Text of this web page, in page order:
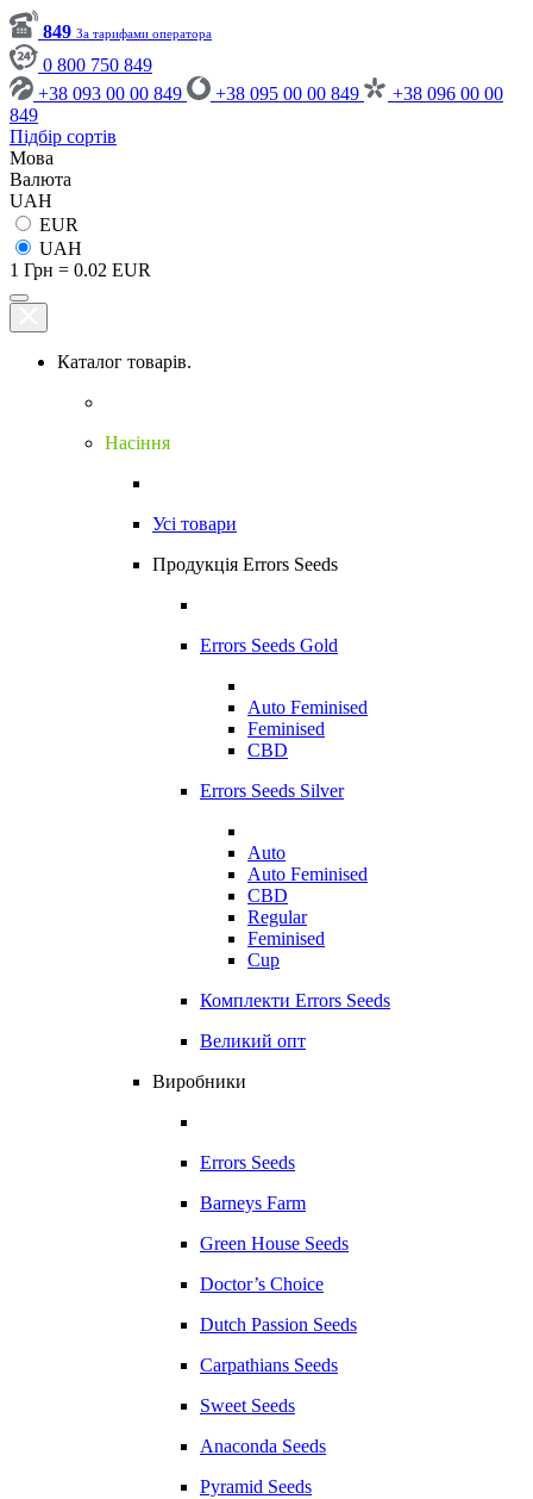
849 За тарифами оператора
0 800 750 849
+38 093 00 00 849
+38 095 00 00 849
+38 096 00 00
849
Підбір сортів
Мова
Валюта
UAH
EUR
UAH
1 Грн = 0.02 EUR
Каталог товарів.
Насіння
Усі товари
Продукція Errors Seeds
Errors Seeds Gold
Auto Feminised
Feminised
CBD
Errors Seeds Silver
Auto
Auto Feminised
CBD
Regular
Feminised
Cup
Комплекти Errors Seeds
Великий опт
Виробники
Errors Seeds
Barneys Farm
Green House Seeds
Doctor’s Choice
Dutch Passion Seeds
Carpathians Seeds
Sweet Seeds
Anaconda Seeds
Pyramid Seeds